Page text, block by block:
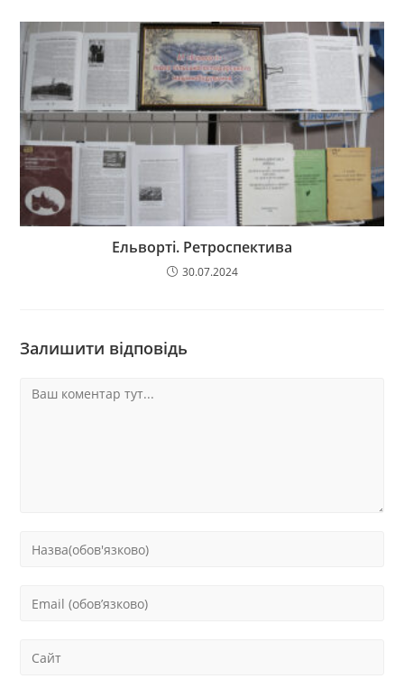
Ельворті. Ретроспектива
30.07.2024
Залишити відповідь